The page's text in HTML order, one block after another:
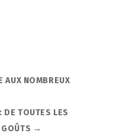
AUX NOMBREUX
TOUTES LES
→